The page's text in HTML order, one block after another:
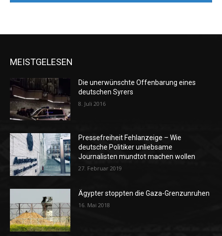
MEISTGELESEN
Die unerwünschte Offenbarung eines
deutschen Syrers
8. Juli 2016
Pressefreiheit Fehlanzeige – Wie
deutsche Politiker unliebsame
Journalisten mundtot machen wollen
27. Februar 2019
Ägypter stoppten die Gaza-Grenzunruhen
16. Mai 2018